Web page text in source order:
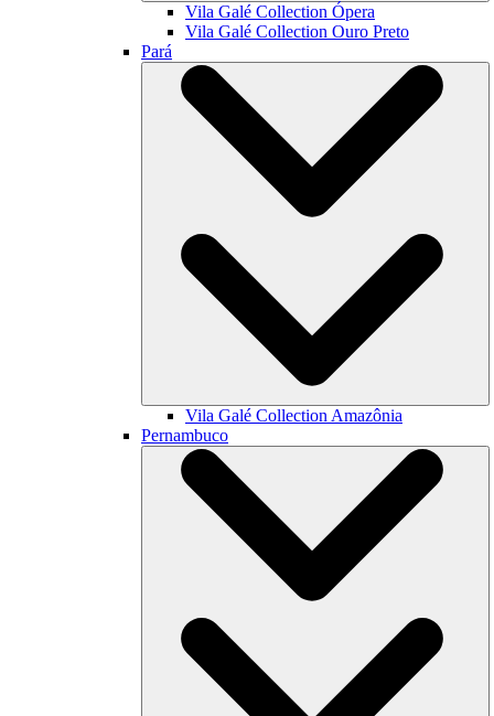
Vila Galé Collection Ópera
Vila Galé Collection Ouro Preto
Pará
Vila Galé Collection Amazônia
Pernambuco